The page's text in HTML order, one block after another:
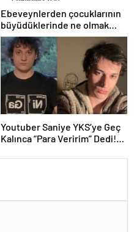
Ebeveynlerden çocuklarının
büyüdüklerinde ne olmak
istedikleri hakkında 25 komik
tweet
Youtuber Saniye YKS’ye Geç
Kalınca “Para Veririm” Dedi!